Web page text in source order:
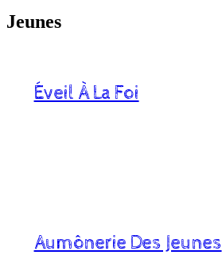
Jeunes
Éveil À La Foi
Aumônerie Des Jeunes